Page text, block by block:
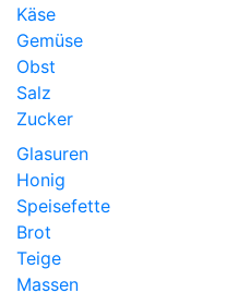
Käse
Gemüse
Obst
Salz
Zucker
Glasuren
Honig
Speisefette
Brot
Teige
Massen